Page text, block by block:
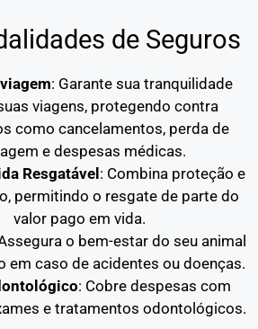
de Seguros
: Garante sua tranquilidade
viagens, protegendo contra
como cancelamentos, perda de
e despesas médicas.
Resgatável : Combina proteção e
permitindo o resgate de parte do
valor pago em vida.
o bem-estar do seu animal
em caso de acidentes ou doenças.
: Cobre despesas com
e tratamentos odontológicos.